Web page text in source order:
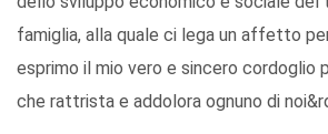
famiglia, alla quale ci lega un affetto
esprimo il mio vero e sincero cordoglio
che rattrista e addolora ognuno di